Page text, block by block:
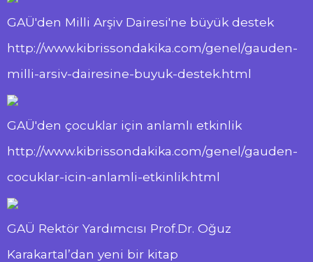
GAÜ'den Milli Arşiv Dairesi'ne büyük destek
http://www.kibrissondakika.com/genel/gauden-
milli-arsiv-dairesine-buyuk-destek.html
GAÜ'den çocuklar için anlamlı etkinlik
http://www.kibrissondakika.com/genel/gauden-
cocuklar-icin-anlamli-etkinlik.html
GAÜ Rektör Yardımcısı Prof.Dr. Oğuz
Karakartal’dan yeni bir kitap